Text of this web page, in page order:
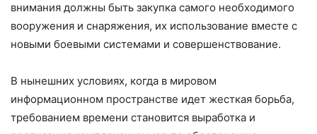
внимания должны быть закупка самого необходимого
вооружения и снаряжения, их использование вместе с
новыми боевыми системами и совершенствование.
В нынешних условиях, когда в мировом
информационном пространстве идет жесткая борьба,
требованием времени становится выработка и